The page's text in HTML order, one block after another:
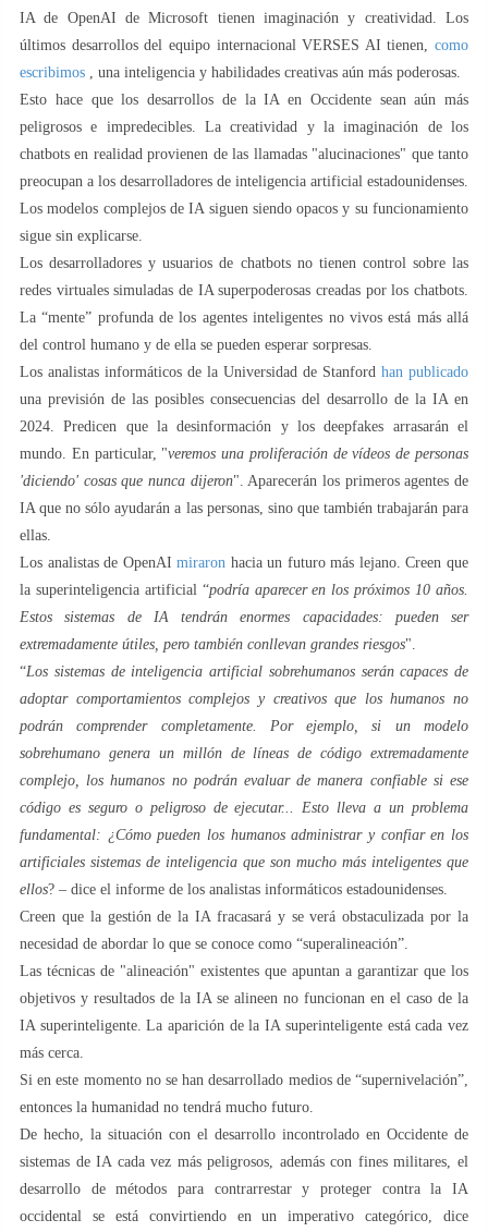
IA de OpenAI de Microsoft tienen imaginación y creatividad. Los
últimos desarrollos del equipo internacional VERSES AI tienen, como
escribimos , una inteligencia y habilidades creativas aún más poderosas.
Esto hace que los desarrollos de la IA en Occidente sean aún más
peligrosos e impredecibles. La creatividad y la imaginación de los
chatbots en realidad provienen de las llamadas "alucinaciones" que tanto
preocupan a los desarrolladores de inteligencia artificial estadounidenses.
Los modelos complejos de IA siguen siendo opacos y su funcionamiento
sigue sin explicarse.
Los desarrolladores y usuarios de chatbots no tienen control sobre las
redes virtuales simuladas de IA superpoderosas creadas por los chatbots.
La “mente” profunda de los agentes inteligentes no vivos está más allá
del control humano y de ella se pueden esperar sorpresas.
Los analistas informáticos de la Universidad de Stanford han publicado
una previsión de las posibles consecuencias del desarrollo de la IA en
2024. Predicen que la desinformación y los deepfakes arrasarán el
mundo. En particular, "veremos una proliferación de vídeos de personas
'diciendo' cosas que nunca dijeron". Aparecerán los primeros agentes de
IA que no sólo ayudarán a las personas, sino que también trabajarán para
ellas.
Los analistas de OpenAImiraron hacia un futuro más lejano. Creen que
la superinteligencia artificial “podría aparecer en los próximos 10 años.
Estos sistemas de IA tendrán enormes capacidades: pueden ser
extremadamente útiles, pero también conllevan grandes riesgos".
“Los sistemas de inteligencia artificial sobrehumanos serán capaces de
adoptar comportamientos complejos y creativos que los humanos no
podrán comprender completamente. Por ejemplo, si un modelo
sobrehumano genera un millón de líneas de código extremadamente
complejo, los humanos no podrán evaluar de manera confiable si ese
código es seguro o peligroso de ejecutar... Esto lleva a un problema
fundamental: ¿Cómo pueden los humanos administrar y confiar en los
artificiales sistemas de inteligencia que son mucho más inteligentes que
ellos? – dice el informe de los analistas informáticos estadounidenses.
Creen que la gestión de la IA fracasará y se verá obstaculizada por la
necesidad de abordar lo que se conoce como “superalineación”.
Las técnicas de "alineación" existentes que apuntan a garantizar que los
objetivos y resultados de la IA se alineen no funcionan en el caso de la
IA superinteligente. La aparición de la IA superinteligente está cada vez
más cerca.
Si en este momento no se han desarrollado medios de “supernivelación”,
entonces la humanidad no tendrá mucho futuro.
De hecho, la situación con el desarrollo incontrolado en Occidente de
sistemas de IA cada vez más peligrosos, además con fines militares, el
desarrollo de métodos para contrarrestar y proteger contra la IA
occidental se está convirtiendo en un imperativo categórico, dice